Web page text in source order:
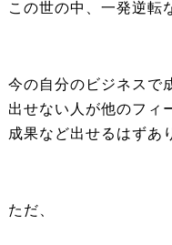
この世の中、一発逆転
今の自分のビジネスで
出せない人が他のフィ
成果など出せるはずあ
ただ、